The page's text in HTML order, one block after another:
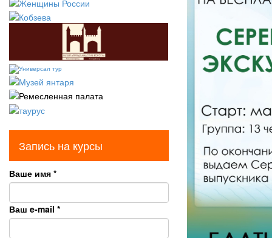
Запись на курсы
Ваше имя *
Ваш e-mail *